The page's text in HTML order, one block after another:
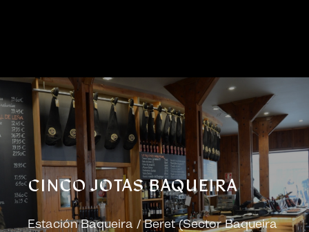
CINCO JOTAS BAQUEIRA
Estación Baqueira / Beret (Sector Baqueira